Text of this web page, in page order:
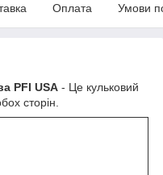
Оплата Умови
PFI USA - Це кульковий
сторін.